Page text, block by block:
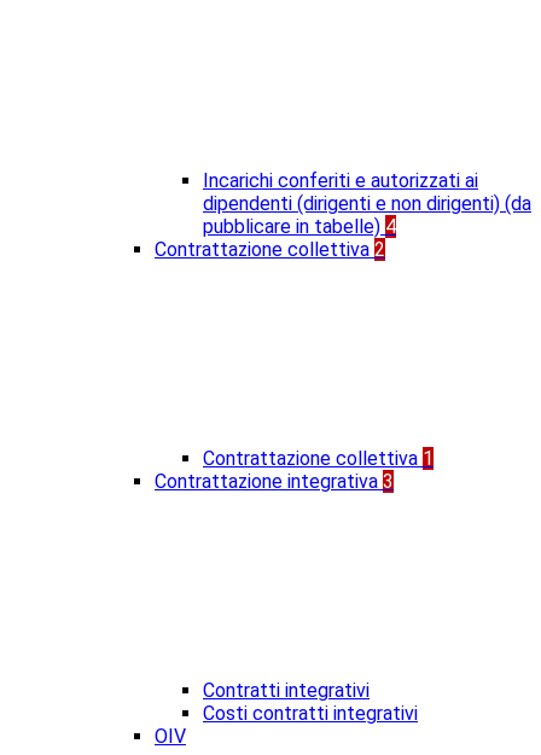
Incarichi conferiti e autorizzati ai
dipendenti (dirigenti e non dirigenti) (da
pubblicare in tabelle) 4
Contrattazione collettiva 2
Contrattazione collettiva 1
Contrattazione integrativa 3
Contratti integrativi
Costi contratti integrativi
OIV